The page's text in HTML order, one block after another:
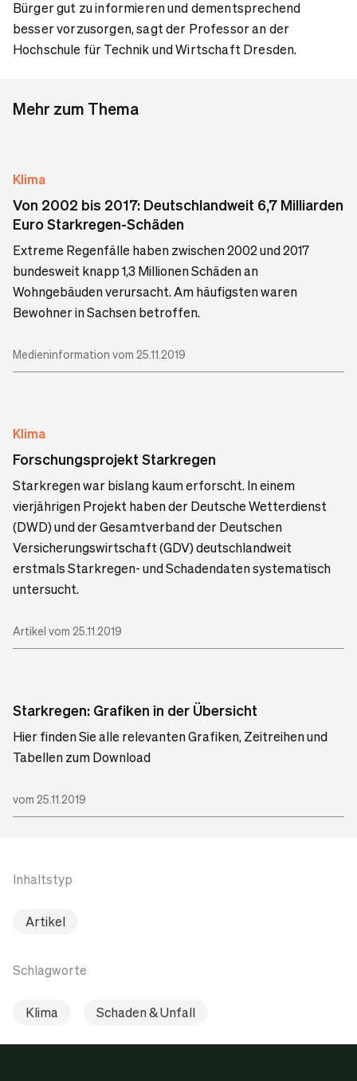
Bürger gut zu informieren und dementsprechend
besser vorzusorgen, sagt der Professor an der
Hochschule für Technik und Wirtschaft Dresden.
Mehr zum Thema
Klima
Von 2002 bis 2017: Deutschlandweit 6,7 Milliarden
Euro Starkregen-Schäden
Extreme Regenfälle haben zwischen 2002 und 2017
bundesweit knapp 1,3 Millionen Schäden an
Wohngebäuden verursacht. Am häufigsten waren
Bewohner in Sachsen betroffen.
Medieninformation vom 25.11.2019
Klima
Forschungsprojekt Starkregen
Starkregen war bislang kaum erforscht. In einem
vierjährigen Projekt haben der Deutsche Wetterdienst
(DWD) und der Gesamtverband der Deutschen
Versicherungswirtschaft (GDV) deutschlandweit
erstmals Starkregen- und Schadendaten systematisch
untersucht.
Artikel vom 25.11.2019
Starkregen: Grafiken in der Übersicht
Hier finden Sie alle relevanten Grafiken, Zeitreihen und
Tabellen zum Download
vom 25.11.2019
Inhaltstyp
Artikel
Schlagworte
Klima Schaden & Unfall